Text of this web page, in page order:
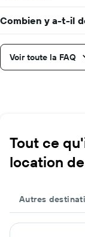
Combien y a-t-il
Voir toute la FAQ
Tout ce
location
Autres